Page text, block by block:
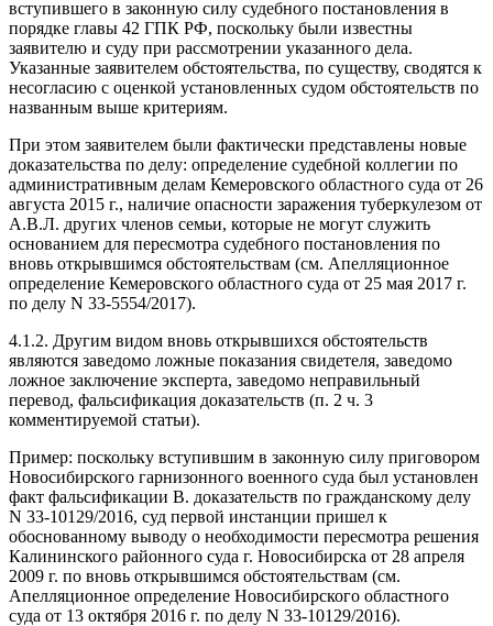
вступившего в законную силу судебного постановления в
порядке главы 42 ГПК РФ, поскольку были известны
заявителю и суду при рассмотрении указанного дела.
Указанные заявителем обстоятельства, по существу, сводятся к
несогласию с оценкой установленных судом обстоятельств по
названным выше критериям.
При этом заявителем были фактически представлены новые
доказательства по делу: определение судебной коллегии по
административным делам Кемеровского областного суда от 26
августа 2015 г., наличие опасности заражения туберкулезом от
А.В.Л. других членов семьи, которые не могут служить
основанием для пересмотра судебного постановления по
вновь открывшимся обстоятельствам (см. Апелляционное
определение Кемеровского областного суда от 25 мая 2017 г.
по делу N 33-5554/2017).
4.1.2. Другим видом вновь открывшихся обстоятельств
являются заведомо ложные показания свидетеля, заведомо
ложное заключение эксперта, заведомо неправильный
перевод, фальсификация доказательств (п. 2 ч. 3
комментируемой статьи).
Пример: поскольку вступившим в законную силу приговором
Новосибирского гарнизонного военного суда был установлен
факт фальсификации В. доказательств по гражданскому делу
N 33-10129/2016, суд первой инстанции пришел к
обоснованному выводу о необходимости пересмотра решения
Калининского районного суда г. Новосибирска от 28 апреля
2009 г. по вновь открывшимся обстоятельствам (см.
Апелляционное определение Новосибирского областного
суда от 13 октября 2016 г. по делу N 33-10129/2016).